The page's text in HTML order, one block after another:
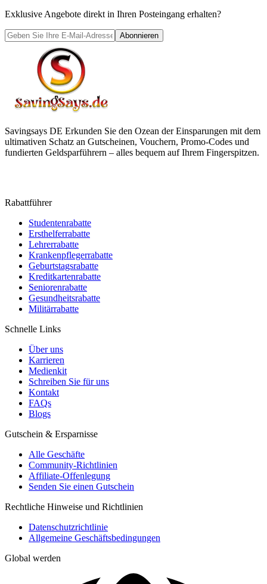
Exklusive Angebote direkt in Ihren Posteingang erhalten?
Abonnieren
Savingsays DE Erkunden Sie den Ozean der Einsparungen mit dem
ultimativen Schatz an Gutscheinen, Vouchern, Promo-Codes und
fundierten Geldsparführern – alles bequem auf Ihrem Fingerspitzen.
Rabattführer
Studentenrabatte
Ersthelferrabatte
Lehrerrabatte
Krankenpflegerrabatte
Geburtstagsrabatte
Kreditkartenrabatte
Seniorenrabatte
Gesundheitsrabatte
Militärrabatte
Schnelle Links
Über uns
Karrieren
Medienkit
Schreiben Sie für uns
Kontakt
FAQs
Blogs
Gutschein & Ersparnisse
Alle Geschäfte
Community-Richtlinien
Affiliate-Offenlegung
Senden Sie einen Gutschein
Rechtliche Hinweise und Richtlinien
Datenschutzrichtlinie
Allgemeine Geschäftsbedingungen
Global werden